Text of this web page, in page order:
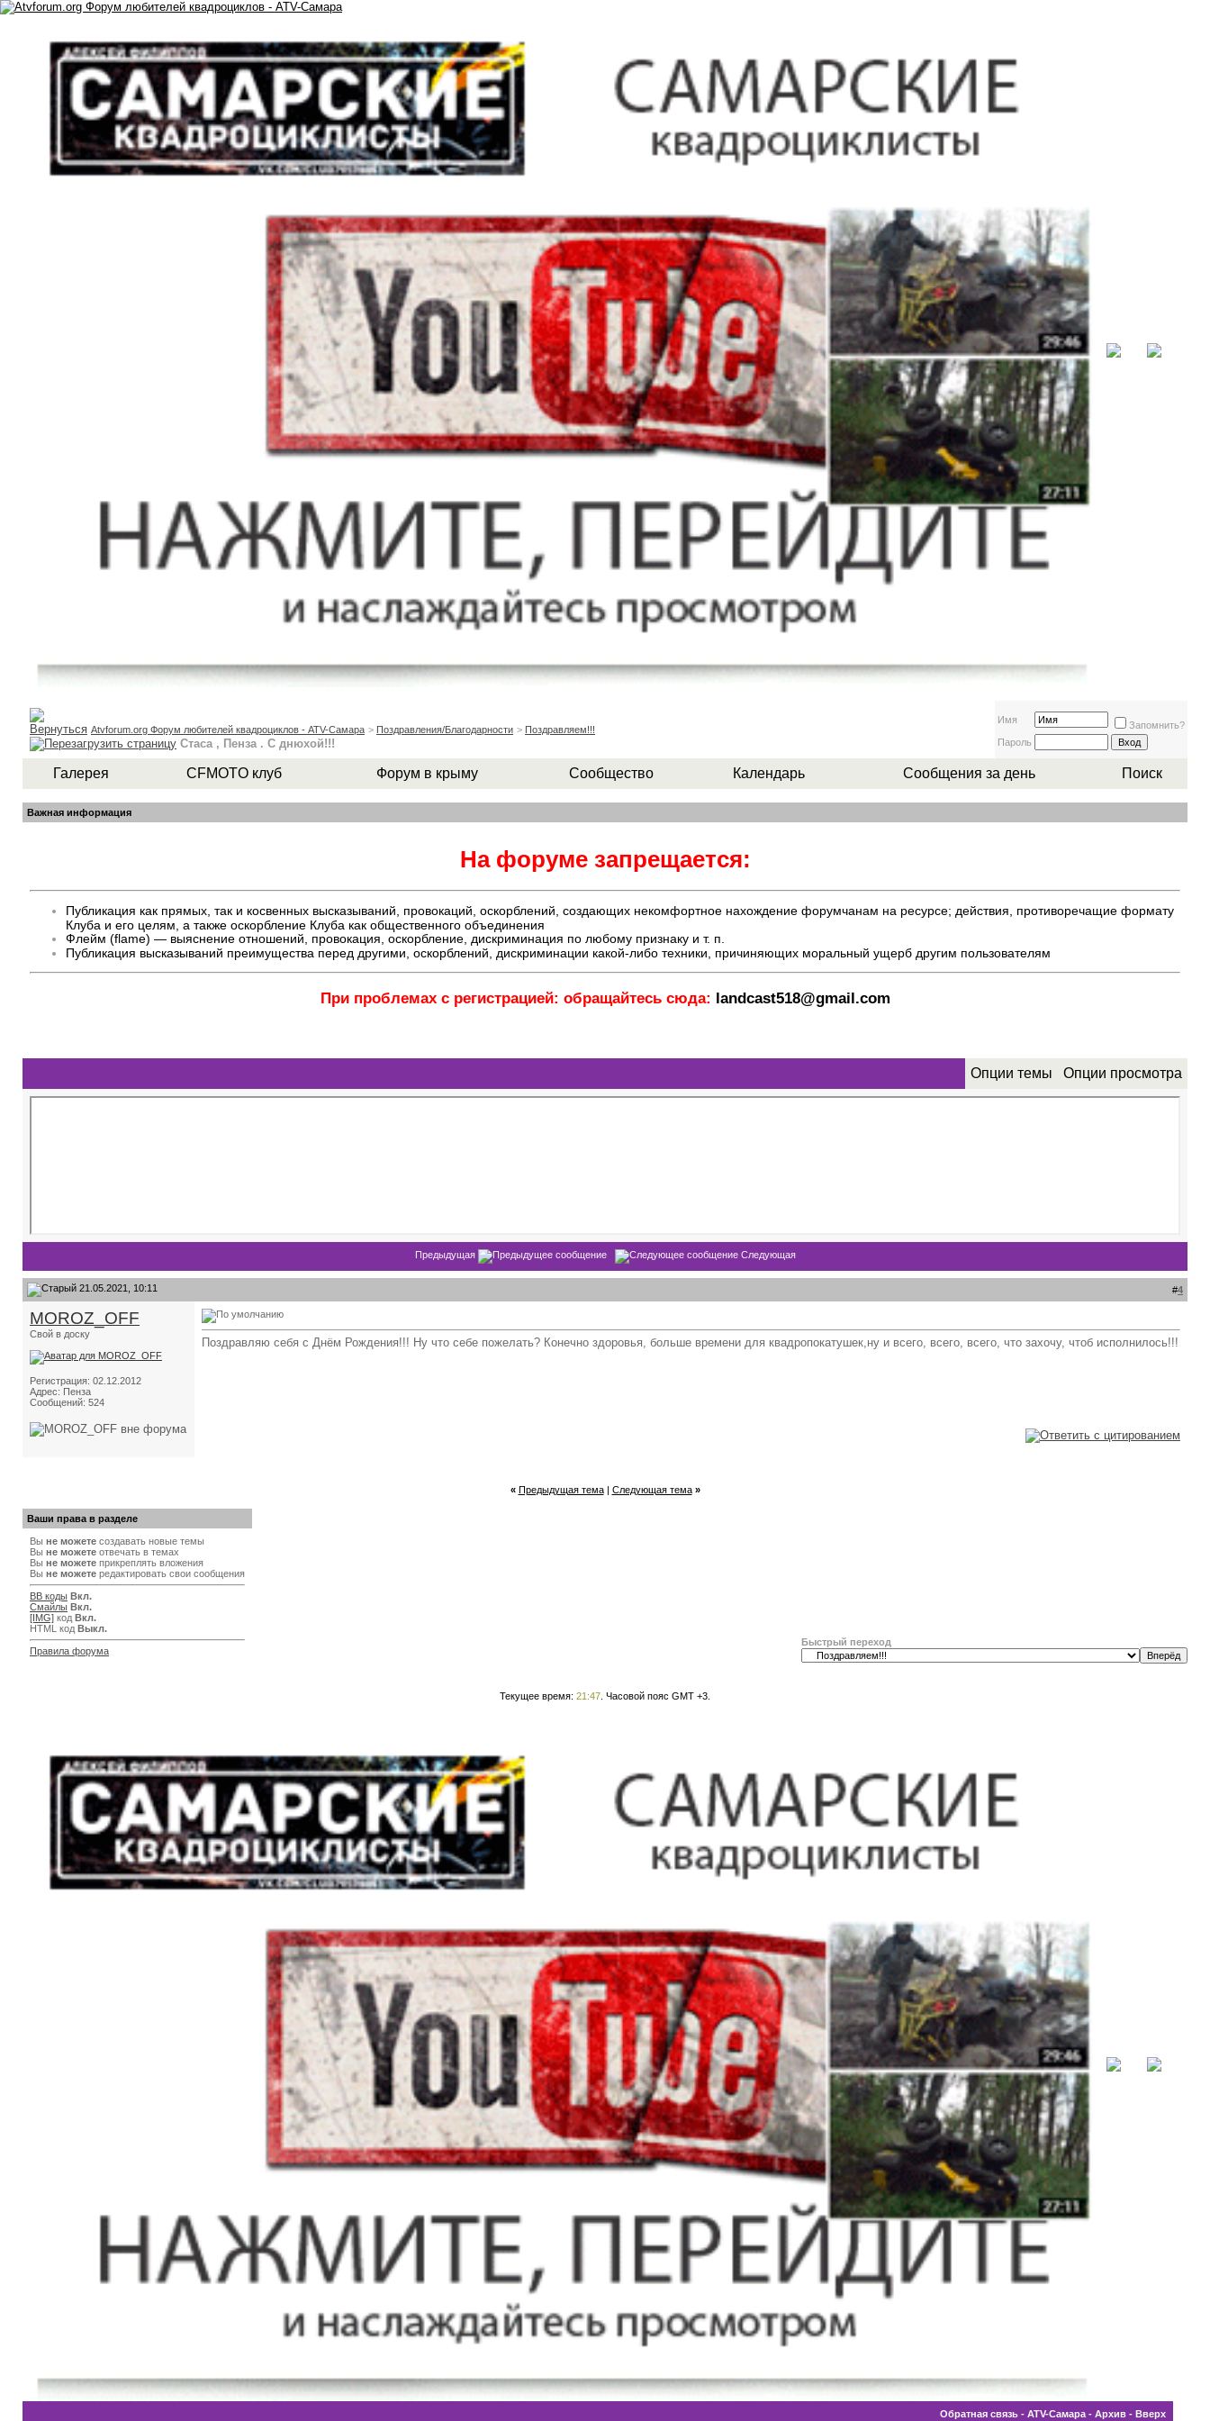
Atvforum.org Форум любителей квадроциклов - ATV-Самара > Поздравления/Благодарности > Поздравляем!!!
Стаса , Пенза . С днюхой!!!
Имя
Запомнить?
Пароль
Галерея CFMOTO клуб Форум в крыму Сообщество Календарь Сообщения за день Поиск
Важная информация
На форуме запрещается:
Публикация как прямых, так и косвенных высказываний, провокаций, оскорблений, создающих некомфортное нахождение форумчанам на ресурсе; действия, противоречащие формату
Клуба и его целям, а также оскорбление Клуба как общественного объединения
Флейм (flame) — выяснение отношений, провокация, оскорбление, дискриминация по любому признаку и т. п.
Публикация высказываний преимущества перед другими, оскорблений, дискриминации какой-либо техники, причиняющих моральный ущерб другим пользователям
При проблемах с регистрацией: обращайтесь сюда: landcast518@gmail.com
Опции темы Опции просмотра
Предыдущая Следующая
21.05.2021, 10:11 #4
MOROZ_OFF
Свой в доску
Регистрация: 02.12.2012
Адрес: Пенза
Сообщений: 524
Поздравляю себя с Днём Рождения!!! Ну что себе пожелать? Конечно здоровья, больше времени для квадропокатушек,ну и всего, всего, всего, что захочу, чтоб исполнилось!!!
« Предыдущая тема| Следующая тема »
Ваши права в разделе
Вы не можете создавать новые темы
Вы не можете отвечать в темах
Вы не можете прикреплять вложения
Вы не можете редактировать свои сообщения
BB коды Вкл.
Смайлы Вкл.
[IMG] код Вкл.
HTML код Выкл.
Правила форума
Быстрый переход
Текущее время: 21:47 . Часовой пояс GMT +3.
Обратная связь - ATV-Самара - Архив - Вверх